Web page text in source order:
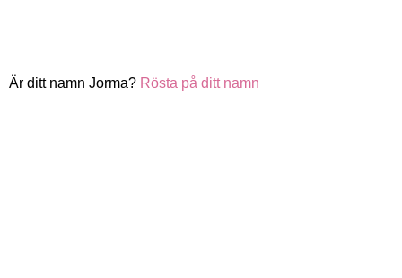
Är ditt namn Jorma? Rösta på ditt namn